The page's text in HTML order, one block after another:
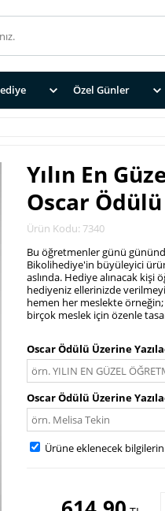
Özel Günler
Yılın En
Oscar Ödülü
Ürün Kodu: 7340
Bu öğretmenler günü
Bikolihediye'in büyüleyici
aslında. Hediye alınacak kişi
hediyeniz ellerinizde
hemen her meslekte
birçok meslek için özenle
Oscar Ödülü Üzerine
Oscar Ödülü Üzerine
Ürüne eklenecek